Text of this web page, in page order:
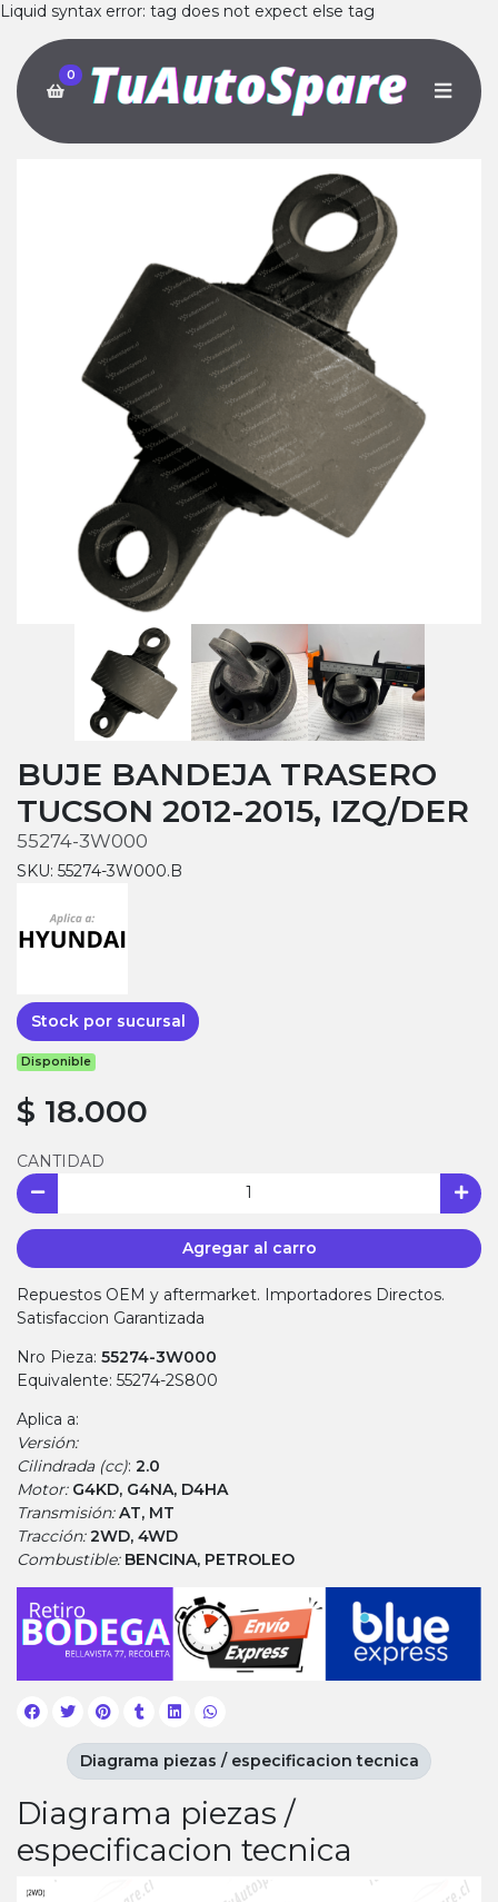
Liquid syntax error: tag does not expect else tag
0
BUJE BANDEJA TRASERO
TUCSON 2012-2015, IZQ/DER
55274-3W000
SKU: 55274-3W000.B
Stock por sucursal
Disponible
$ 18.000
CANTIDAD
Agregar al carro
Repuestos OEM y aftermarket. Importadores Directos.
Satisfaccion Garantizada
Nro Pieza: 55274-3W000
Equivalente: 55274-2S800
Aplica a:
Versión:
Cilindrada (cc): 2.0
Motor: G4KD, G4NA, D4HA
Transmisión:AT, MT
Tracción:2WD, 4WD
Combustible: BENCINA, PETROLEO
Diagrama piezas /
especificacion tecnica
Diagrama piezas / especificacion tecnica